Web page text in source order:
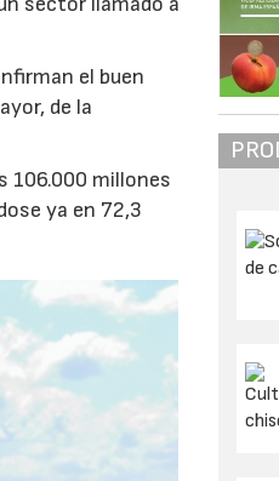
el buen
de la
106.000 millones
ya en 72,3